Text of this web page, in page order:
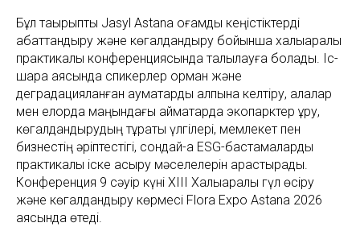
Бұл тақырыпты Jasyl Astana қоғамдық кеңістіктерді
абаттандыру және көгалдандыру бойынша халықаралық
практикалық конференциясында талқылауға болады. Іс-
шара аясында спикерлер орман және
деградацияланған аумақтарды қалпына келтіру, қалалар
мен елорда маңындағы аймақтарда экопарктер құру,
көгалдандырудың тұрақты үлгілері, мемлекет пен
бизнестің әріптестігі, сондай-ақ ESG-бастамаларды
практикалық іске асыру мәселелерін қарастырады.
Конференция 9 сәуір күні XIII Халықаралық гүл өсіру
және көгалдандыру көрмесі Flora Expo Astana 2026
аясында өтеді.